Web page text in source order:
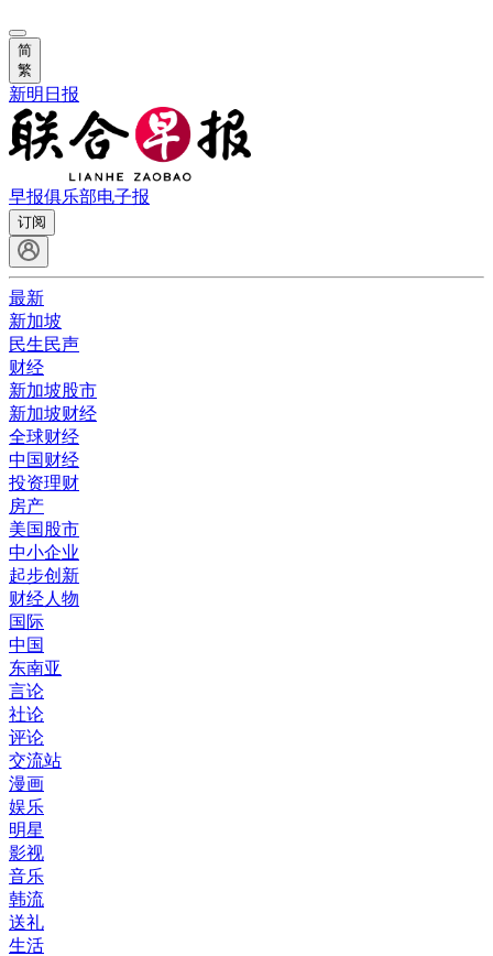
简
繁
新明日报
早报俱乐部电子报
订阅
最新
新加坡
民生民声
财经
新加坡股市
新加坡财经
全球财经
中国财经
投资理财
房产
美国股市
中小企业
起步创新
财经人物
国际
中国
东南亚
言论
社论
评论
交流站
漫画
娱乐
明星
影视
音乐
韩流
送礼
生活